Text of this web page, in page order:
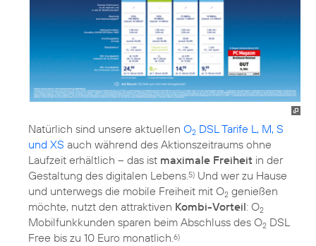
Natürlich sind unsere aktuellen O2 DSL Tarife L, M, S
und XS auch während des Aktionszeitraums ohne
Laufzeit erhältlich – das ist maximale Freiheit in der
Gestaltung des digitalen Lebens.5) Und wer zu Hause
und unterwegs die mobile Freiheit mit O2 genießen
möchte, nutzt den attraktiven Kombi-Vorteil: O2
Mobilfunkkunden sparen beim Abschluss des O2 DSL
Free bis zu 10 Euro monatlich.6)